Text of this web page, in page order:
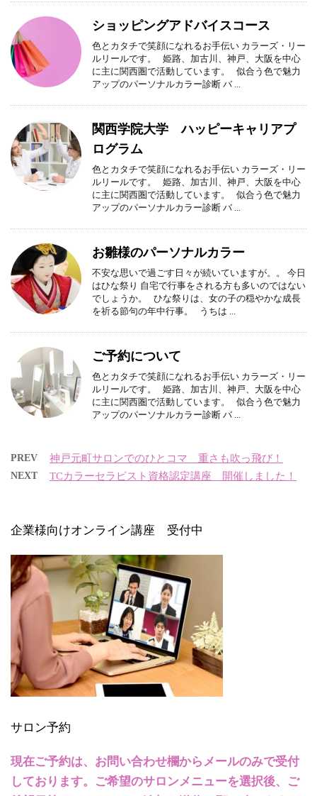
ショッピングアドバイスコース
色とカタチで笑顔になれるお手伝い カラーズ・リー
ルリールです。 姫路、加古川、神戸、大阪を中心
に主に関西圏で活動しています。 似合う色で魅力
アップのパーソナルカラー診断 バ ...
関西学院大学 ハッピーキャリアプ
ログラム
色とカタチで笑顔になれるお手伝い カラーズ・リー
ルリールです。 姫路、加古川、神戸、大阪を中心
に主に関西圏で活動しています。 似合う色で魅力
アップのパーソナルカラー診断 バ ...
お雛様のパーソナルカラー
不安な思いで過ごす日々が続いていますが。。 今日
はひな祭り 自宅で行事をされる方も多いのではない
でしょうか。 ひな祭りは、女の子の穏やかな成長
を祈る節句の年中行事。 うちは ...
ご予約について
色とカタチで笑顔になれるお手伝い カラーズ・リー
ルリールです。 姫路、加古川、神戸、大阪を中心
に主に関西圏で活動しています。 似合う色で魅力
アップのパーソナルカラー診断 バ ...
PREV 神戸元町サロンでのひとコマ 重さも吹っ飛び！
NEXT TCカラーセラピスト資格認定講座 開催しました！
企業様向けオンライン講座 受付中
サロン予約
現在ご予約は、お問い合わせ欄からメールのみで受付
しております。ご希望のサロンメニューを選択後、ご